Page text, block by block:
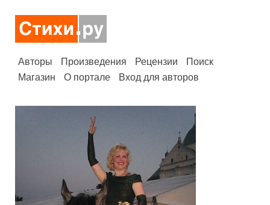
Авторы Произведения Рецензии
Поиск
Магазин
О портале Вход для авторов